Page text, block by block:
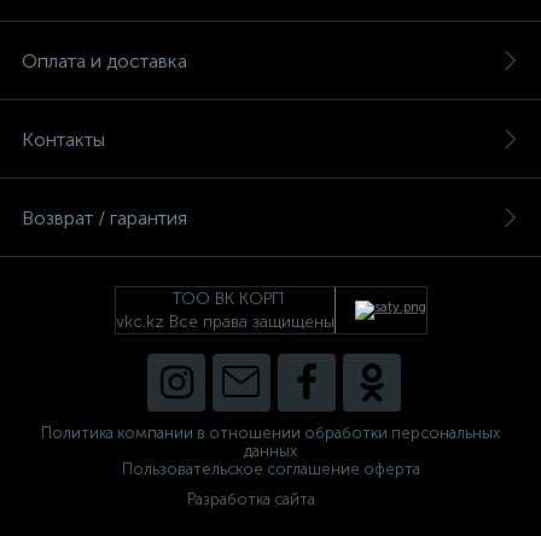
Оплата и доставка
Контакты
Возврат / гарантия
ТОО ВК КОРП
vkc.kz Все права защищены
Политика компании в отношении обработки персональных
данных
Пользовательское соглашение оферта
Разработка сайта